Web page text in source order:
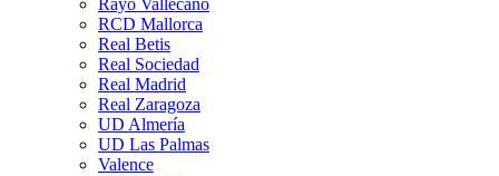
Rayo Vallecano
RCD Mallorca
Real Betis
Real Sociedad
Real Madrid
Real Zaragoza
UD Almería
UD Las Palmas
Valence